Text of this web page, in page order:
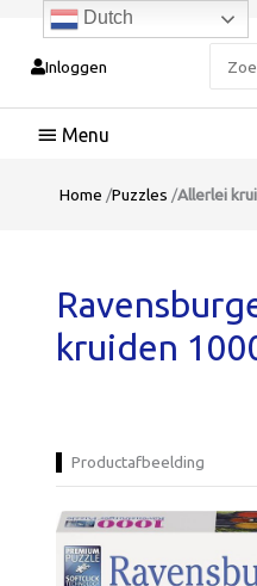
Inloggen
naar:
Hoofdmenu
Home /Puzzles /Allerlei
kruiden
Productafbeelding
Dutch